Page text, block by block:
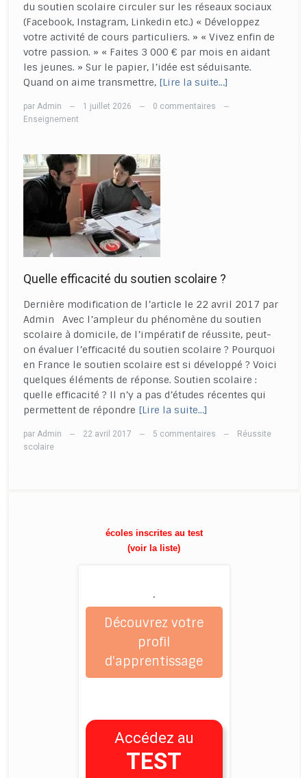
du soutien scolaire circuler sur les réseaux sociaux
(Facebook, Instagram, Linkedin etc.) « Développez
votre activité de cours particuliers. » « Vivez enfin de
votre passion. » « Faites 3 000 € par mois en aidant
les jeunes. » Sur le papier, l’idée est séduisante.
Quand on aime transmettre, [Lire la suite…]
par Admin — 1 juillet 2026 — 0 commentaires —
Enseignement
Quelle efficacité du soutien scolaire ?
Dernière modification de l’article le 22 avril 2017 par
Admin Avec l’ampleur du phénomène du soutien
scolaire à domicile, de l’impératif de réussite, peut-
on évaluer l’efficacité du soutien scolaire ? Pourquoi
en France le soutien scolaire est si développé ? Voici
quelques éléments de réponse. Soutien scolaire :
quelle efficacité ? Il n’y a pas d’études récentes qui
permettent de répondre [Lire la suite…]
par Admin — 22 avril 2017 — 5 commentaires —
Réussite
scolaire
écoles inscrites au test
(voir la liste)
.
Découvrez votre
profil
d'apprentissage
Accédez au
TEST